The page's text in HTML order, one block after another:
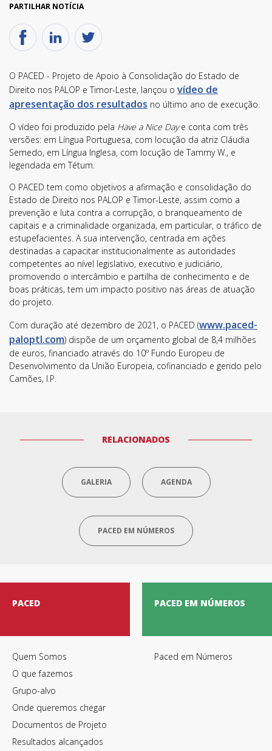
PARTILHAR NOTÍCIA
O PACED - Projeto de Apoio à Consolidação do Estado de
Direito nos PALOP e Timor-Leste, lançou o vídeo de
apresentação dos resultados no último ano de execução.
O vídeo foi produzido pela Have a Nice Daye conta com três
versões: em Língua Portuguesa, com locução da atriz Cláudia
Semedo, em Língua Inglesa, com locução de Tammy W., e
legendada em Tétum.
O PACED tem como objetivos a afirmação e consolidação do
Estado de Direito nos PALOP e Timor-Leste, assim como a
prevenção e luta contra a corrupção, o branqueamento de
capitais e a criminalidade organizada, em particular, o tráfico de
estupefacientes. A sua intervenção, centrada em ações
destinadas a capacitar institucionalmente as autoridades
competentes ao nível legislativo, executivo e judiciário,
promovendo o intercâmbio e partilha de conhecimento e de
boas práticas, tem um impacto positivo nas áreas de atuação
do projeto.
Com duração até dezembro de 2021, o PACED (www.paced-
paloptl.com) dispõe de um orçamento global de 8,4 milhões
de euros, financiado através do 10º Fundo Europeu de
Desenvolvimento da União Europeia, cofinanciado e gerido pelo
Camões, I.P.
RELACIONADOS
GALERIA AGENDA
PACED EM NÚMEROS
PACED
Quem Somos
O que fazemos
Grupo-alvo
Onde queremos chegar
Documentos de Projeto
Resultados alcançados
PACED EM NÚMEROS
Paced em Números